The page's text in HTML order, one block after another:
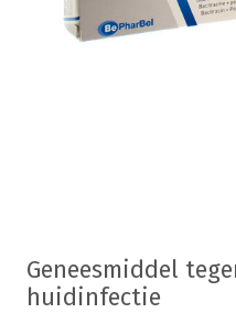
Geneesmiddel
huidinfectie